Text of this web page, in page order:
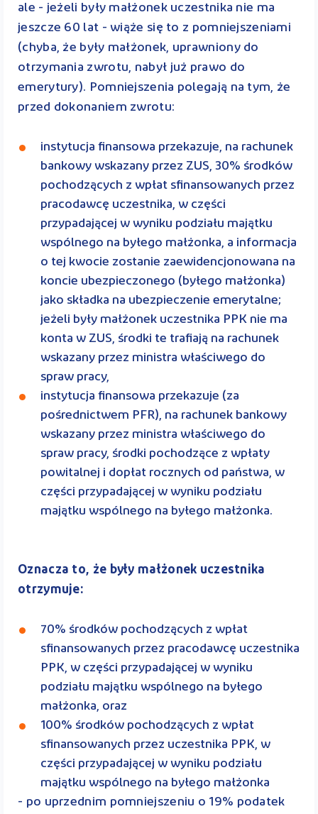
ale - jeżeli były małżonek uczestnika nie ma
jeszcze 60 lat - wiąże się to z pomniejszeniami
(chyba, że były małżonek, uprawniony do
otrzymania zwrotu, nabył już prawo do
emerytury). Pomniejszenia polegają na tym, że
przed dokonaniem zwrotu:
instytucja finansowa przekazuje, na rachunek
bankowy wskazany przez ZUS, 30% środków
pochodzących z wpłat sﬁnansowanych przez
pracodawcę uczestnika, w części
przypadającej w wyniku podziału majątku
wspólnego na byłego małżonka, a informacja
o tej kwocie zostanie zaewidencjonowana na
koncie ubezpieczonego (byłego małżonka)
jako składka na ubezpieczenie emerytalne;
jeżeli były małżonek uczestnika PPK nie ma
konta w ZUS, środki te trafiają na rachunek
wskazany przez ministra właściwego do
spraw pracy,
instytucja ﬁnansowa przekazuje (za
pośrednictwem PFR), na rachunek bankowy
wskazany przez ministra właściwego do
spraw pracy, środki pochodzące z wpłaty
powitalnej i dopłat rocznych od państwa, w
części przypadającej w wyniku podziału
majątku wspólnego na byłego małżonka.
Oznacza to, że były małżonek uczestnika
otrzymuje:
70% środków pochodzących z wpłat
sﬁnansowanych przez pracodawcę uczestnika
PPK, w części przypadającej w wyniku
podziału majątku wspólnego na byłego
małżonka, oraz
100% środków pochodzących z wpłat
sﬁnansowanych przez uczestnika PPK, w
części przypadającej w wyniku podziału
majątku wspólnego na byłego małżonka
- po uprzednim pomniejszeniu o 19% podatek